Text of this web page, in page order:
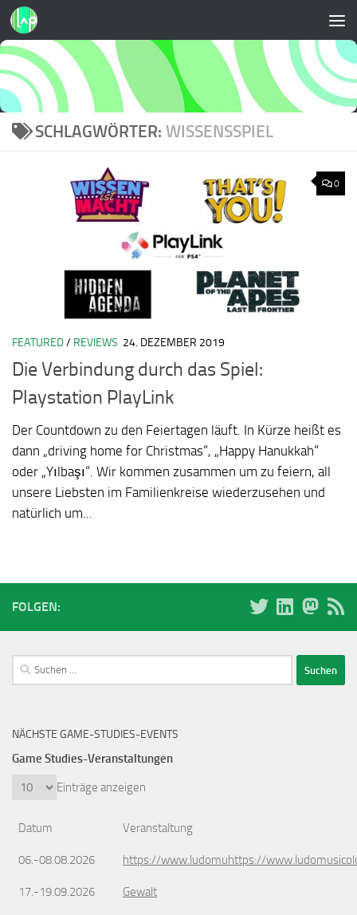
Zum Inhalt springen
SCHLAGWÖRTER: WISSENSSPIEL
0
FEATURED/ REVIEWS 24. DEZEMBER 2019
Die Verbindung durch das Spiel:
Playstation PlayLink
Der Countdown zu den Feiertagen läuft. In Kürze heißt es
dann „driving home for Christmas“, „Happy Hanukkah“
oder „Yılbaşı“. Wir kommen zusammen um zu feiern, all
unsere Liebsten im Familienkreise wiederzusehen und
natürlich um...
FOLGEN:
Suchen
nach:
NÄCHSTE GAME-STUDIES-EVENTS
Game Studies-Veranstaltungen
Einträge anzeigen
Datum Veranstaltung
06.-08.08.2026 https://www.ludomuhttps://
17.-19.09.2026 Gewalt